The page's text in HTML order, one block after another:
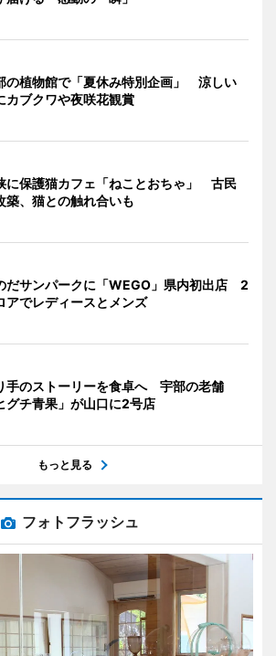
の植物館で「夏休み特別企画」 涼しい
カブクワや夜咲花観賞
に保護猫カフェ「ねことおちゃ」 古民
築、猫との触れ合いも
だサンパークに「WEGO」県内初出店 2
アでレディースとメンズ
手のストーリーを食卓へ 宇部の老舗
グチ青果」が山口に2号店
もっと見る
フォトフラッシュ